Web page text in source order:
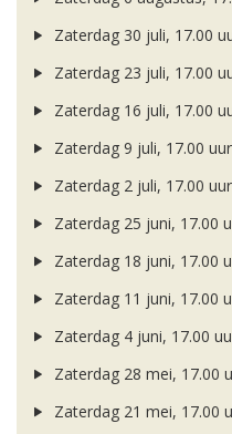
Zaterdag 30 juli, 17.00
Zaterdag 23 juli, 17.00
Zaterdag 16 juli, 17.00
Zaterdag 9 juli, 17.00 uur
Zaterdag 2 juli, 17.00 uur
Zaterdag 25 juni, 17.00
Zaterdag 18 juni, 17.00
Zaterdag 11 juni, 17.00
Zaterdag 4 juni, 17.00
Zaterdag 28 mei, 17.00
Zaterdag 21 mei, 17.00